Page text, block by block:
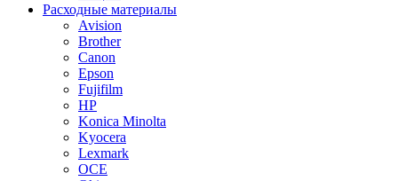
Расходные материалы
Avision
Brother
Canon
Epson
Fujifilm
HP
Konica Minolta
Kyocera
Lexmark
OCE